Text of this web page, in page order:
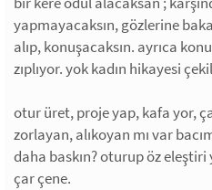
yapmayacaksın, gözlerine
alıp, konuşacaksın. ayrıca
zıplıyor. yok kadın hikayesi
otur üret, proje yap, kafa yor,
zorlayan, alıkoyan mı var
daha baskın? oturup öz eleştiri
çar çene.